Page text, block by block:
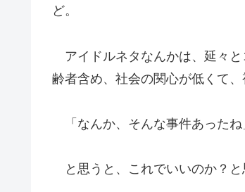
ど。
アイドルネタなんかは、延々と
齢者含め、社会の関心が低くて
「なんか、そんな事件あったね
と思うと、これでいいのか？と